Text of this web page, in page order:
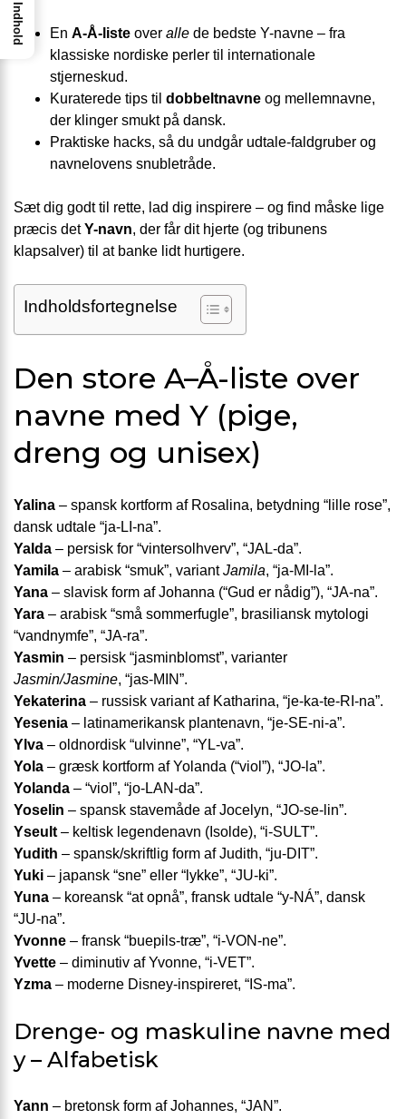
En A-Å-liste over alle de bedste Y-navne – fra
klassiske nordiske perler til internationale
stjerneskud.
Kuraterede tips til dobbeltnavne og mellemnavne,
der klinger smukt på dansk.
Praktiske hacks, så du undgår udtale-faldgruber og
navnelovens snubletråde.
Sæt dig godt til rette, lad dig inspirere – og find måske lige
præcis detY-navn, der får dit hjerte (og tribunens
klapsalver) til at banke lidt hurtigere.
Indholdsfortegnelse
Den store A–Å-liste over
navne med Y (pige,
dreng og unisex)
Yalina – spansk kortform af Rosalina, betydning “lille rose”,
dansk udtale “ja-LI-na”.
Yalda – persisk for “vintersolhverv”, “JAL-da”.
Yamila – arabisk “smuk”, variantJamila, “ja-MI-la”.
Yana – slavisk form af Johanna (“Gud er nådig”), “JA-na”.
Yara – arabisk “små sommerfugle”, brasiliansk mytologi
“vandnymfe”, “JA-ra”.
Yasmin – persisk “jasminblomst”, varianter
Jasmin/Jasmine, “jas-MIN”.
Yekaterina – russisk variant af Katharina, “je-ka-te-RI-na”.
Yesenia – latinamerikansk plante­navn, “je-SE-ni-a”.
Ylva – oldnordisk “ulvinne”, “YL-va”.
Yola – græsk kortform af Yolanda (“viol”), “JO-la”.
Yolanda – “viol”, “jo-LAN-da”.
Yoselin – spansk stavemåde af Jocelyn, “JO-se-lin”.
Yseult – keltisk legende­navn (Isolde), “i-SULT”.
Yudith – spansk/skriftlig form af Judith, “ju-DIT”.
Yuki – japansk “sne” eller “lykke”, “JU-ki”.
Yuna – koreansk “at opnå”, fransk udtale “y-NÁ”, dansk
“JU-na”.
Yvonne – fransk “buepils-træ”, “i-VON-ne”.
Yvette – diminutiv af Yvonne, “i-VET”.
Yzma – moderne Disney-inspireret, “IS-ma”.
Drenge- og maskuline navne med
y – Alfabetisk
Yann – bretonsk form af Johannes, “JAN”.
Indhold